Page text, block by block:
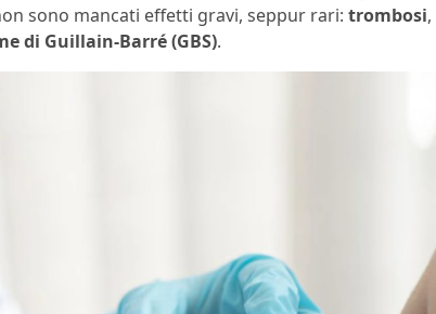
sono mancati effetti gravi, seppur rari: trombosi,
di Guillain-Barré (GBS).